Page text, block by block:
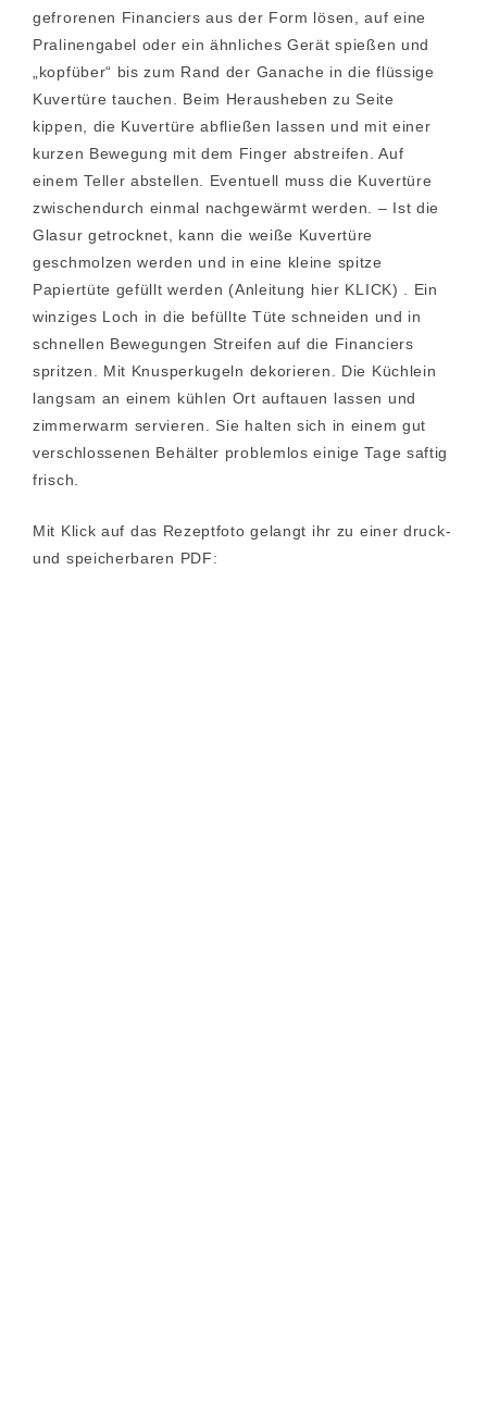
gefrorenen Financiers aus der Form lösen, auf eine
Pralinengabel oder ein ähnliches Gerät spießen und
„kopfüber“ bis zum Rand der Ganache in die flüssige
Kuvertüre tauchen. Beim Herausheben zu Seite
kippen, die Kuvertüre abfließen lassen und mit einer
kurzen Bewegung mit dem Finger abstreifen. Auf
einem Teller abstellen. Eventuell muss die Kuvertüre
zwischendurch einmal nachgewärmt werden. – Ist die
Glasur getrocknet, kann die weiße Kuvertüre
geschmolzen werden und in eine kleine spitze
Papiertüte gefüllt werden (Anleitung hier KLICK) . Ein
winziges Loch in die befüllte Tüte schneiden und in
schnellen Bewegungen Streifen auf die Financiers
spritzen. Mit Knusperkugeln dekorieren. Die Küchlein
langsam an einem kühlen Ort auftauen lassen und
zimmerwarm servieren. Sie halten sich in einem gut
verschlossenen Behälter problemlos einige Tage saftig
frisch.
Mit Klick auf das Rezeptfoto gelangt ihr zu einer druck-
und speicherbaren PDF: